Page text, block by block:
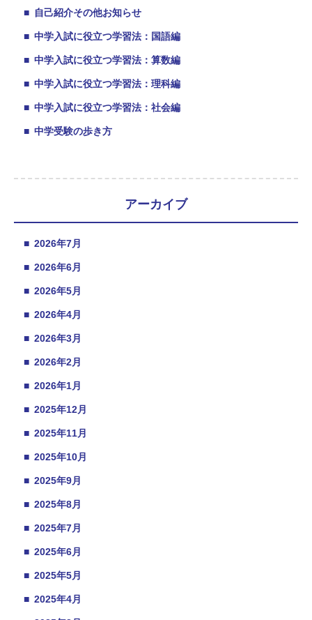
■ 自己紹介その他お知らせ
■ 中学入試に役立つ学習法：国語編
■ 中学入試に役立つ学習法：算数編
■ 中学入試に役立つ学習法：理科編
■ 中学入試に役立つ学習法：社会編
■ 中学受験の歩き方
アーカイブ
■ 2026年7月
■ 2026年6月
■ 2026年5月
■ 2026年4月
■ 2026年3月
■ 2026年2月
■ 2026年1月
■ 2025年12月
■ 2025年11月
■ 2025年10月
■ 2025年9月
■ 2025年8月
■ 2025年7月
■ 2025年6月
■ 2025年5月
■ 2025年4月